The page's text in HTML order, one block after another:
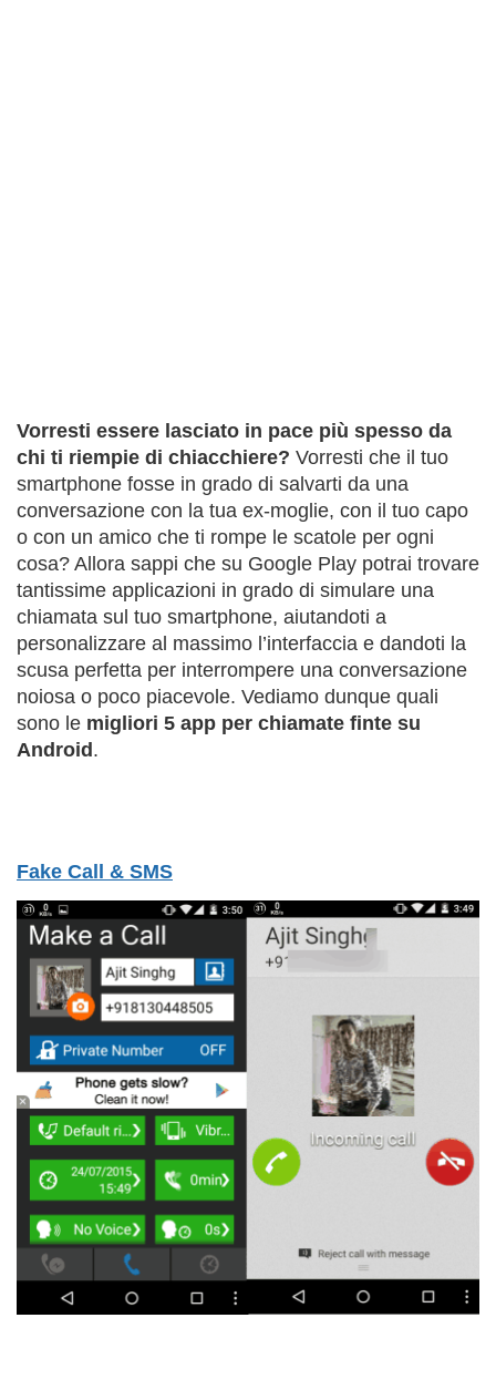
Vorresti essere lasciato in pace più spesso da
chi ti riempie di chiacchiere? Vorresti che il tuo
smartphone fosse in grado di salvarti da una
conversazione con la tua ex-moglie, con il tuo capo
o con un amico che ti rompe le scatole per ogni
cosa? Allora sappi che su Google Play potrai trovare
tantissime applicazioni in grado di simulare una
chiamata sul tuo smartphone, aiutandoti a
personalizzare al massimo l’interfaccia e dandoti la
scusa perfetta per interrompere una conversazione
noiosa o poco piacevole. Vediamo dunque quali
sono le migliori 5 app per chiamate finte su
Android .
Fake Call & SMS